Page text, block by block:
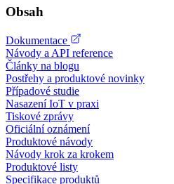
Obsah
Dokumentace
Návody a API reference
Články na blogu
Postřehy a produktové novinky
Případové studie
Nasazení IoT v praxi
Tiskové zprávy
Oficiální oznámení
Produktové návody
Návody krok za krokem
Produktové listy
Specifikace produktů